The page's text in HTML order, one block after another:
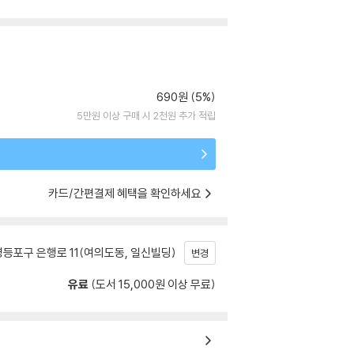
690원 (5%)
5만원 이상 구매 시 2천원 추가 적립
카드/간편결제 혜택을 확인하세요
포구 은행로 11(여의도동, 일신빌딩) 변경
유료 (도서 15,000원 이상 무료)